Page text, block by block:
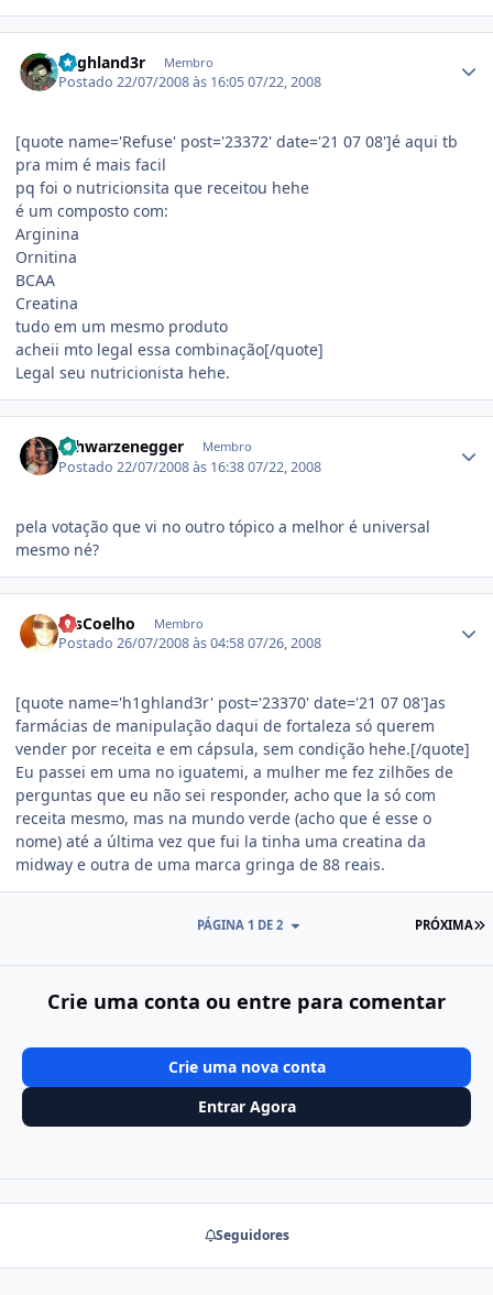
h1ghland3r Membro
Postado22/07/2008 às 16:0507/22, 2008
[quote name='Refuse' post='23372' date='21 07 08']é aqui tb
pra mim é mais facil
pq foi o nutricionsita que receitou hehe
é um composto com:
Arginina
Ornitina
BCAA
Creatina
tudo em um mesmo produto
acheii mto legal essa combinação[/quote]
Legal seu nutricionista hehe.
Schwarzenegger Membro
Postado22/07/2008 às 16:3807/22, 2008
pela votação que vi no outro tópico a melhor é universal
mesmo né?
LcsCoelho Membro
Postado26/07/2008 às 04:5807/26, 2008
[quote name='h1ghland3r' post='23370' date='21 07 08']as
farmácias de manipulação daqui de fortaleza só querem
vender por receita e em cápsula, sem condição hehe.[/quote]
Eu passei em uma no iguatemi, a mulher me fez zilhões de
perguntas que eu não sei responder, acho que la só com
receita mesmo, mas na mundo verde (acho que é esse o
nome) até a última vez que fui la tinha uma creatina da
midway e outra de uma marca gringa de 88 reais.
PRÓXIMA
PÁGINA 1 DE 2
Crie uma conta ou entre para comentar
Crie uma nova conta
Entrar Agora
Seguidores